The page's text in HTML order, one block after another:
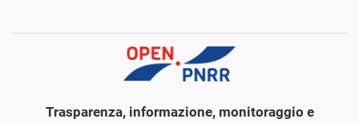
Trasparenza, informazione, monitoraggio e